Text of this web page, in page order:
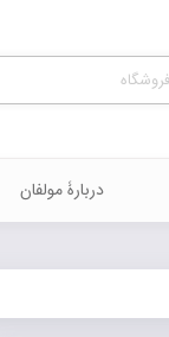
دربارۀ مولفان